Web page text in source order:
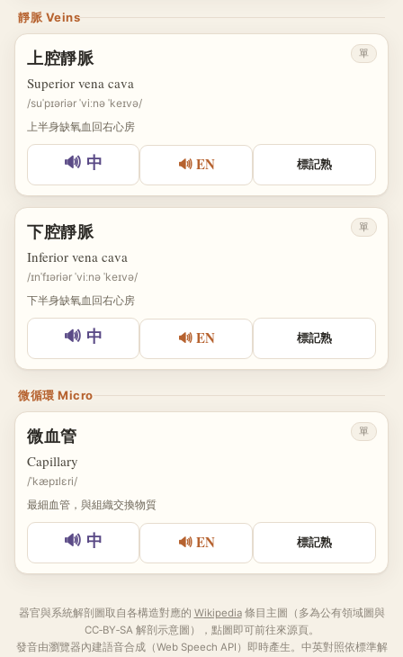
靜脈 Veins
單
上腔靜脈
Superior vena cava
/suˈpɪəriər ˈviːnə ˈkeɪvə/
上半身缺氧血回右心房
🔊 中 🔊 EN 標記熟
單
下腔靜脈
Inferior vena cava
/ɪnˈfɪəriər ˈviːnə ˈkeɪvə/
下半身缺氧血回右心房
🔊 中 🔊 EN 標記熟
微循環 Micro
單
微血管
Capillary
/ˈkæpɪlɛri/
最細血管，與組織交換物質
🔊 中 🔊 EN 標記熟
器官與系統解剖圖取自各構造對應的 Wikipedia條目主圖（多為公有領域圖與
CC‑BY‑SA 解剖示意圖），點圖即可前往來源頁。
發音由瀏覽器內建語音合成（Web Speech API）即時產生。中英對照依標準解